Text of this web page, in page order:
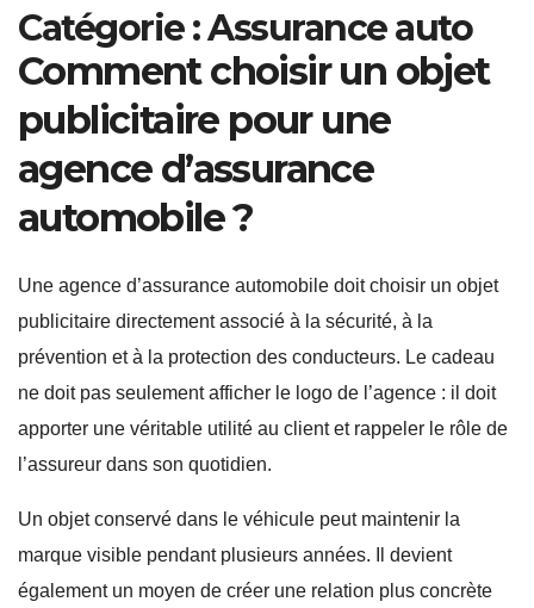
Catégorie :Assurance auto
Comment choisir un objet
publicitaire pour une
agence d’assurance
automobile ?
Une agence d’assurance automobile doit choisir un objet
publicitaire directement associé à la sécurité, à la
prévention et à la protection des conducteurs. Le cadeau
ne doit pas seulement afficher le logo de l’agence : il doit
apporter une véritable utilité au client et rappeler le rôle de
l’assureur dans son quotidien.
Un objet conservé dans le véhicule peut maintenir la
marque visible pendant plusieurs années. Il devient
également un moyen de créer une relation plus concrète